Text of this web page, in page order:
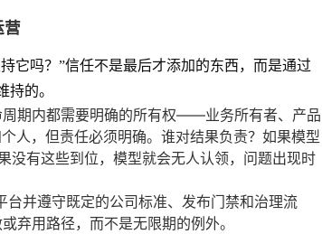
营
它吗？”信任不是最后才添加的东西，而是通过
持的。
周期内都需要明确的所有权——业务所有者、产品
人，但责任必须明确。谁对结果负责？如果模型
没有这些到位，模型就会无人认领，问题出现时
台并遵守既定的公司标准、发布门禁和治理流
弃用路径，而不是无限期的例外。